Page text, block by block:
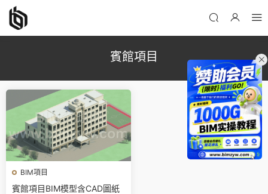
賓館項目
BIM項目
賓館項目BIM模型含CAD圖紙